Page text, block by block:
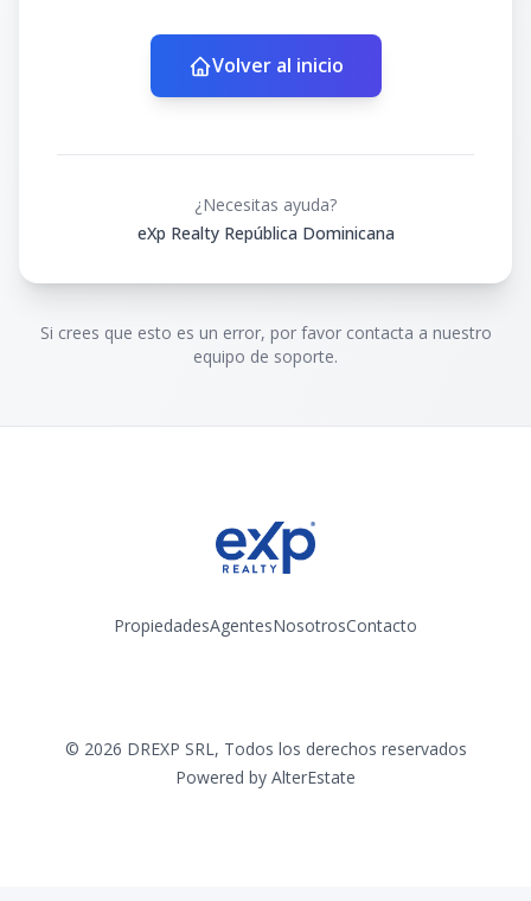
Volver al inicio
¿Necesitas ayuda?
eXp Realty República Dominicana
Si crees que esto es un error, por favor contacta a nuestro
equipo de soporte.
PropiedadesAgentesNosotrosContacto
© 2026 DREXP SRL, Todos los derechos reservados
Powered by AlterEstate